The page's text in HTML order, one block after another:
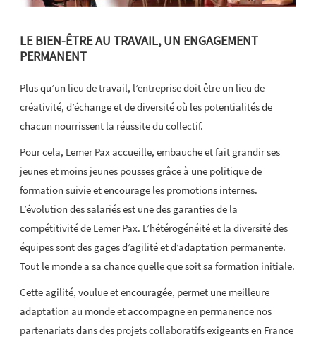
LE BIEN-ÊTRE AU TRAVAIL, UN ENGAGEMENT
PERMANENT
Plus qu’un lieu de travail, l’entreprise doit être un lieu de
créativité, d’échange et de diversité où les potentialités de
chacun nourrissent la réussite du collectif.
Pour cela, Lemer Pax accueille, embauche et fait grandir ses
jeunes et moins jeunes pousses grâce à une politique de
formation suivie et encourage les promotions internes.
L’évolution des salariés est une des garanties de la
compétitivité de Lemer Pax. L’hétérogénéité et la diversité des
équipes sont des gages d’agilité et d’adaptation permanente.
Tout le monde a sa chance quelle que soit sa formation initiale.
Cette agilité, voulue et encouragée, permet une meilleure
adaptation au monde et accompagne en permanence nos
partenariats dans des projets collaboratifs exigeants en France